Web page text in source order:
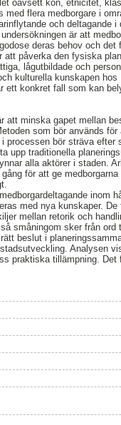
oavsett kön, etnicitet,
med flera medborgare i
och deltagande i
är att
deras behov och det
påverka den fysiska
lågutbildade och
kulturella kunskapen hos
ett konkret fall som kan
att minska gapet mellan
som bör används
processen bör sträva efter
upp traditionella
alla aktörer i staden.
för att ge
inom
med nya kunskaper.
mellan retorik och
småningom sker från ord
beslut i
Analysen
praktiska tillämpning. Det